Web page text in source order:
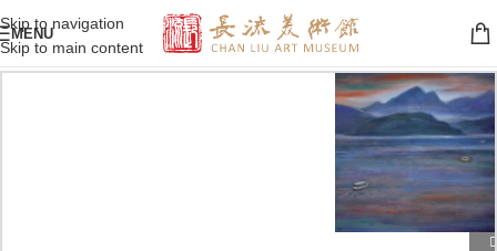
Skip to navigation
Skip to main content
MENU